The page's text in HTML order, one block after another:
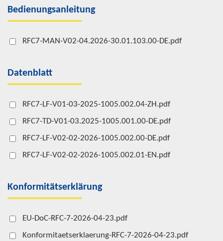
Bedienungsanleitung
RFC7-MAN-V02-04.2026-30.01.103.00-DE.pdf
Datenblatt
RFC7-LF-V01-03-2025-1005.002.04-ZH.pdf
RFC7-TD-V01-03.2025-1005.001.00-DE.pdf
RFC7-LF-V02-02-2026-1005.002.00-DE.pdf
RFC7-LF-V02-02-2026-1005.002.01-EN.pdf
Konformitätserklärung
EU-DoC-RFC-7-2026-04-23.pdf
Konformitaetserklaerung-RFC-7-2026-04-23.pdf